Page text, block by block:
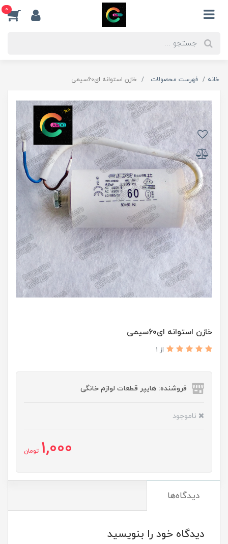
0
خانه فهرست محصولات خازن استوانه ای60سیمی
خازن استوانه ای60سیمی
از 1
فروشنده: هایپر قطعات لوازم خانگی
ناموجود
1,000 تومان
دیدگاه‌ها
دیدگاه خود را بنویسید